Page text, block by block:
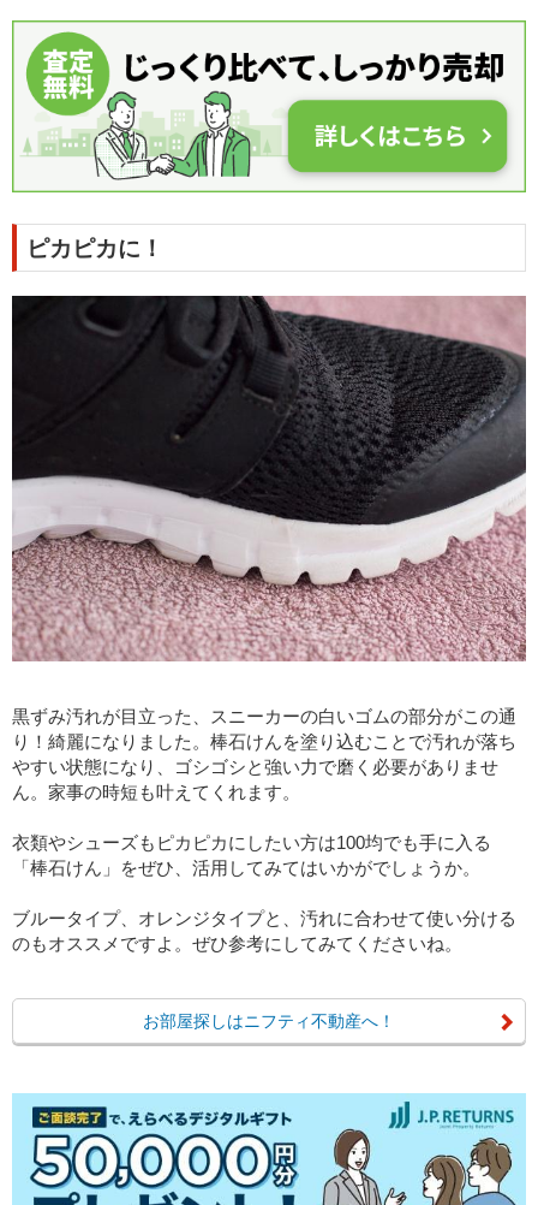
ピカピカに！
黒ずみ汚れが目立った、スニーカーの白いゴムの部分がこの通
り！綺麗になりました。棒石けんを塗り込むことで汚れが落ち
やすい状態になり、ゴシゴシと強い力で磨く必要がありませ
ん。家事の時短も叶えてくれます。
衣類やシューズもピカピカにしたい方は100均でも手に入る
「棒石けん」をぜひ、活用してみてはいかがでしょうか。
ブルータイプ、オレンジタイプと、汚れに合わせて使い分ける
のもオススメですよ。ぜひ参考にしてみてくださいね。
お部屋探しはニフティ不動産へ！